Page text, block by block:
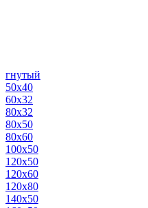
гнутый
50х40
60х32
80х32
80х50
80х60
100х50
120х50
120х60
120х80
140х50